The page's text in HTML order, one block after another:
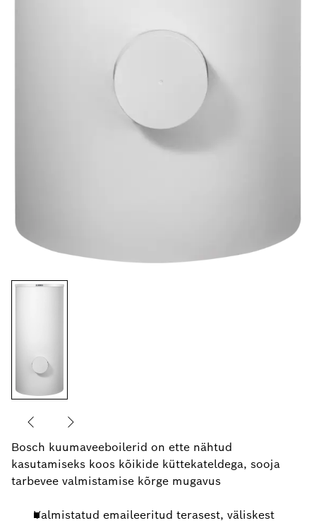
Bosch kuumaveeboilerid on ette nähtud
kasutamiseks koos kõikide küttekateldega, sooja
tarbevee valmistamise kõrge mugavus
Valmistatud emaileeritud terasest, väliskest